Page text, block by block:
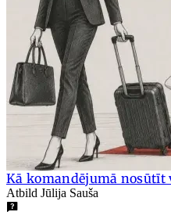
Kā komandējumā nosūtīt
Atbild Jūlija Sauša